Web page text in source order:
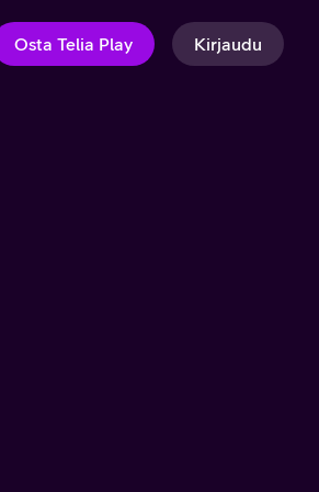
Osta Telia Play Kirjaudu